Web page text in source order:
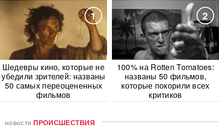
1
Шедевры кино, которые не
убедили зрителей: названы
50 самых переоцененных
фильмов
2
100% на Rotten Tomatoes:
названы 50 фильмов,
которые покорили всех
критиков
новости ПРОИСШЕСТВИЯ